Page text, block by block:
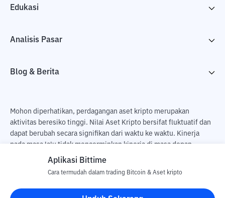
Edukasi
Analisis Pasar
Blog & Berita
Mohon diperhatikan, perdagangan aset kripto merupakan
aktivitas beresiko tinggi. Nilai Aset Kripto bersifat fluktuatif dan
dapat berubah secara signifikan dari waktu ke waktu. Kinerja
pada masa lalu tidak mencerminkan kinerja di masa depan.
Terdapat risiko kehilangan sebagai dampak dari membeli dan
pengguna. PT Utama Aset Digital Indonesia (Bittime) tidak
bertanggung jawab atas perubahan fluktuasi dari nilai tukar Aset
Aplikasi Bittime
Cara termudah dalam trading Bitcoin & Aset kripto